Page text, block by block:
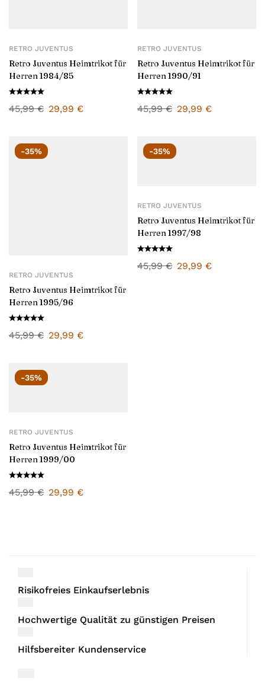
RETRO JUVENTUS
Retro Juventus Heimtrikot für
Herren 1984/85
45,99€ 29,99 €
RETRO JUVENTUS
Retro Juventus Heimtrikot für
Herren 1990/91
45,99€ 29,99 €
-35%
RETRO JUVENTUS
Retro Juventus Heimtrikot für
Herren 1995/96
45,99€ 29,99 €
-35%
RETRO JUVENTUS
Retro Juventus Heimtrikot für
Herren 1997/98
45,99€ 29,99 €
-35%
RETRO JUVENTUS
Retro Juventus Heimtrikot für
Herren 1999/00
45,99€ 29,99 €
Risikofreies Einkaufserlebnis
Hochwertige Qualität zu günstigen Preisen
Hilfsbereiter Kundenservice